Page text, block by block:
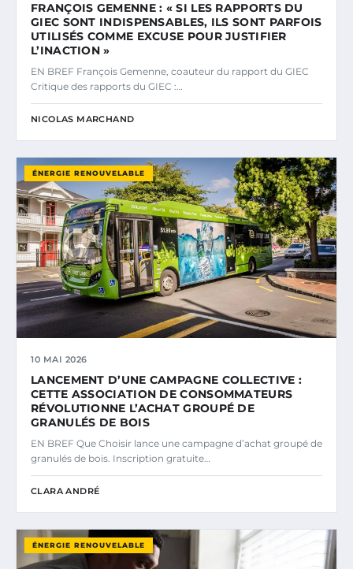
FRANÇOIS GEMENNE : « SI LES RAPPORTS DU
GIEC SONT INDISPENSABLES, ILS SONT PARFOIS
UTILISÉS COMME EXCUSE POUR JUSTIFIER
L’INACTION »
EN BREF François Gemenne, coauteur du rapport du GIEC
Critique des rapports du GIEC :…
NICOLAS MARCHAND
ÉNERGIE RENOUVELABLE
10 MAI 2026
LANCEMENT D’UNE CAMPAGNE COLLECTIVE :
CETTE ASSOCIATION DE CONSOMMATEURS
RÉVOLUTIONNE L’ACHAT GROUPÉ DE
GRANULÉS DE BOIS
EN BREF Que Choisir lance une campagne d’achat groupé de
granulés de bois. Inscription gratuite…
CLARA ANDRÉ
ÉNERGIE RENOUVELABLE